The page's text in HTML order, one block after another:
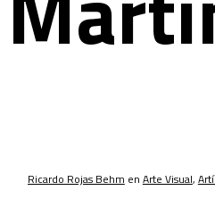
Ricardo Rojas Behm en Arte Visual,